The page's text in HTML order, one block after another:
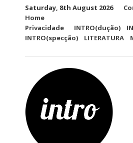
Saturday, 8th August 2026
Home
Privacidade
INTRO(dução)
INTRO(specção)
LITERATURA